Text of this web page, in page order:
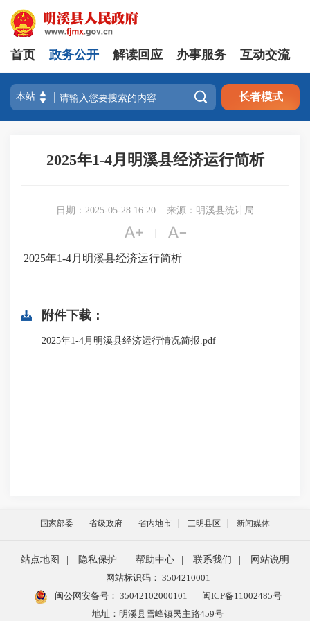
首页 政务公开 解读回应 办事服务 互动交流
 长者模式
2025年1-4月明溪县经济运行简析
日期：2025-05-28 16:20 来源：明溪县统计局
 
2025年1-4月明溪县经济运行简析
附件下载：
2025年1-4月明溪县经济运行情况简报.pdf
国家部委 省级政府 省内地市 三明县区 新闻媒体
站点地图 隐私保护 帮助中心 联系我们
网站说明
网站标识码： 3504210001
闽公网安备号： 35042102000101
闽ICP备11002485号
地址：明溪县雪峰镇民主路459号